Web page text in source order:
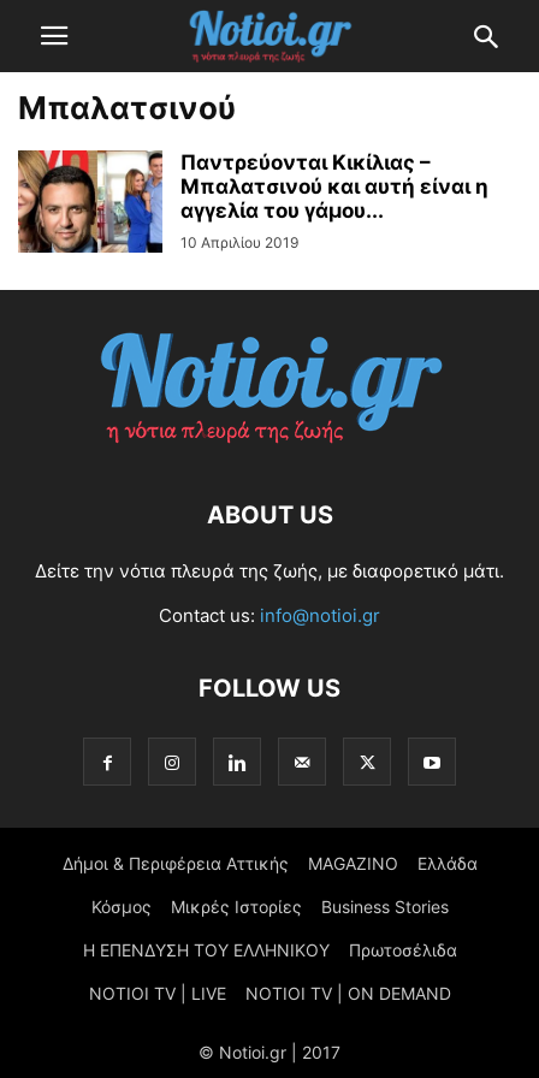
Μπαλατσινού
Παντρεύονται Κικίλιας –
Μπαλατσινού και αυτή είναι η
αγγελία του γάμου...
10 Απριλίου 2019
ABOUT US
Δείτε την νότια πλευρά της ζωής, με διαφορετικό μάτι.
Contact us: info@notioi.gr
FOLLOW US
Δήμοι & Περιφέρεια Αττικής MAGAZINO Ελλάδα
Κόσμος Μικρές Ιστορίες Business Stories
Η ΕΠΕΝΔΥΣΗ ΤΟΥ ΕΛΛΗΝΙΚΟΥ Πρωτοσέλιδα
NOTIOI TV | LIVE NOTIOI TV | ON DEMAND
© Notioi.gr | 2017